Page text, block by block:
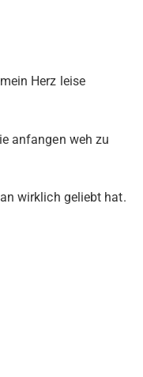
Herz leise
anfangen weh zu
wirklich geliebt hat.